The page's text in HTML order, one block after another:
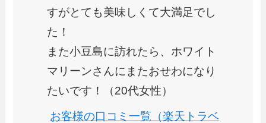
すがとても美味しくて大満足でし
た！
また小豆島に訪れたら、ホワイト
マリーンさんにまたおせわになり
たいです！（20代女性）
お客様の口コミ一覧（楽天トラベ